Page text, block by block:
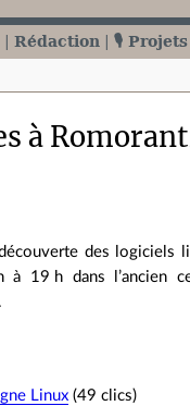
Rédaction 🎙️
à
des logiciels
19 h dans l’ancien
.
Linux (49 clics)